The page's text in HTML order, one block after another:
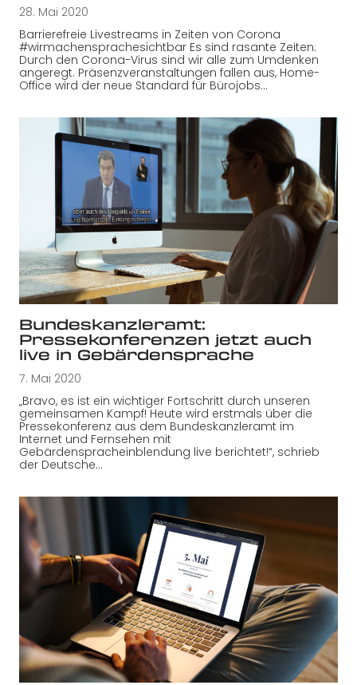
28. Mai 2020
Barrierefreie Livestreams in Zeiten von Corona
#wirmachensprachesichtbar Es sind rasante Zeiten:
Durch den Corona-Virus sind wir alle zum Umdenken
angeregt. Präsenzveranstaltungen fallen aus, Home-
Office wird der neue Standard für Bürojobs…
Bundeskanzleramt:
Pressekonferenzen jetzt auch
live in Gebärdensprache
7. Mai 2020
„Bravo, es ist ein wichtiger Fortschritt durch unseren
gemeinsamen Kampf! Heute wird erstmals über die
Pressekonferenz aus dem Bundeskanzleramt im
Internet und Fernsehen mit
Gebärdenspracheinblendung live berichtet!“, schrieb
der Deutsche…